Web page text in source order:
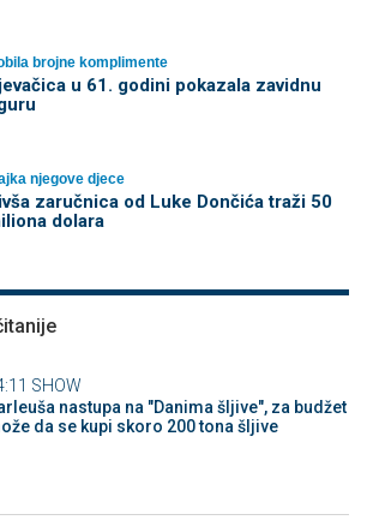
brojne komplimente
u 61. godini pokazala zavidnu
njegove djece
zaručnica od Luke Dončića traži 50
dolara
SHOW
nastupa na "Danima šljive", za budžet
da se kupi skoro 200 tona šljive